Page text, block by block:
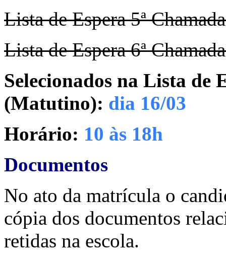
Lista de Espera 5ª
Lista de Espera 6ª
Selecionados na Lista de
(Matutino): dia 16/03
Horário: 10 às 18h
Documentos
No ato da matrícula o
cópia dos documentos
retidas na escola.